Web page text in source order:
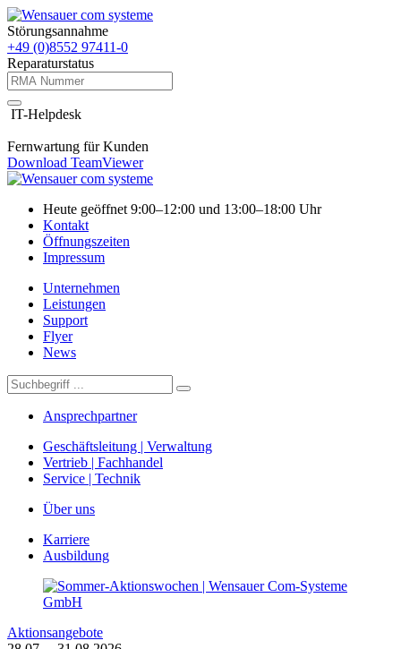
Störungsannahme
+49 (0)8552 97411-0
Reparaturstatus
IT-Helpdesk
Fernwartung für Kunden
Download TeamViewer
Heute geöffnet 9:00–12:00 und 13:00–18:00 Uhr
Kontakt
Öffnungszeiten
Impressum
Unternehmen
Leistungen
Support
Flyer
News
Ansprechpartner
Geschäftsleitung | Verwaltung
Vertrieb | Fachhandel
Service | Technik
Über uns
Karriere
Ausbildung
Aktionsangebote